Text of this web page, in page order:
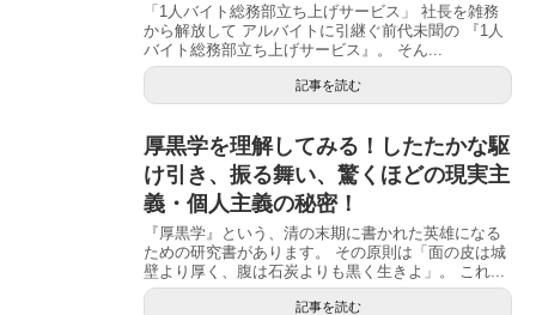
「1人バイト総務部立ち上げサービス」 社長を雑務
から解放して アルバイトに引継ぐ前代未聞の 『1人
バイト総務部立ち上げサービス』。 そん...
記事を読む
厚黒学を理解してみる！したたかな駆
け引き、振る舞い、驚くほどの現実主
義・個人主義の秘密！
『厚黒学』という、清の末期に書かれた英雄になる
ための研究書があります。 その原則は「面の皮は城
壁より厚く、腹は石炭よりも黒く生きよ」。 これ...
記事を読む